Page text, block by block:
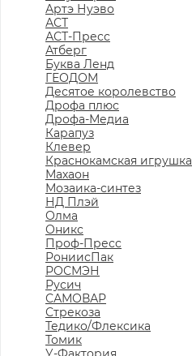
Артэ Нуэво
АСТ
АСТ-Пресс
Атберг
Буква Ленд
ГЕОДОМ
Десятое королевство
Дрофа плюс
Дрофа-Медиа
Карапуз
Клевер
Краснокамская игрушка
Махаон
Мозаика-синтез
НД Плэй
Олма
Оникс
Проф-Пресс
РониисПак
РОСМЭН
Русич
САМОВАР
Стрекоза
Тедико/Флексика
Томик